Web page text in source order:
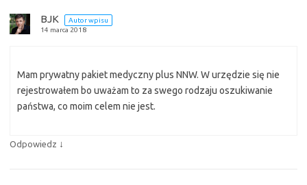
BJK
Autor wpisu
14 marca 2018
Mam prywatny pakiet medyczny plus NNW. W urzędzie się nie
rejestrowałem bo uważam to za swego rodzaju oszukiwanie
państwa, co moim celem nie jest.
Odpowiedz ↓